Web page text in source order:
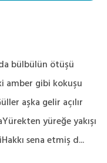
bülbülün ötüşü
amber gibi kokuşu
aşka gelir açılır
yüreğe yakışı
sena etmiş d...